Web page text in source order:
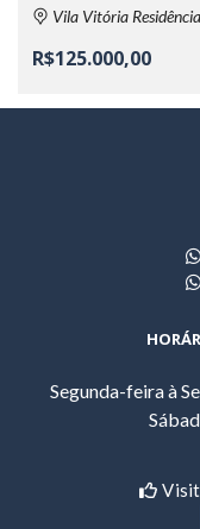
Vila Vitória
R$125.000,00
Segunda-feira à